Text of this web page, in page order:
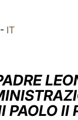
- IT
II